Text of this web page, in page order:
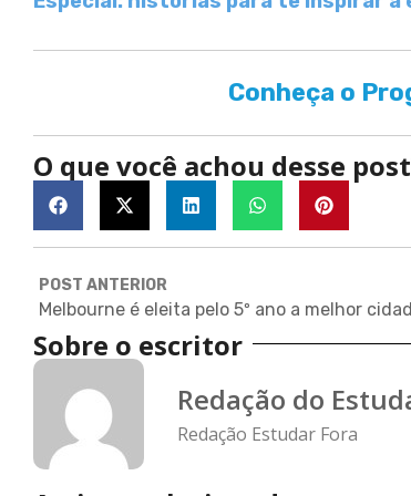
Conheça o
O que você achou desse
POST ANTERIOR
Sobre o escritor
Redação do
Redação Estudar Fora